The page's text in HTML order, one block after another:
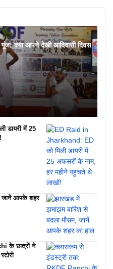
गूंज: क्या आपने देखी आदिवासी दिवस
डायरी में 25
जानें आपके शहर
के छात्रों ने